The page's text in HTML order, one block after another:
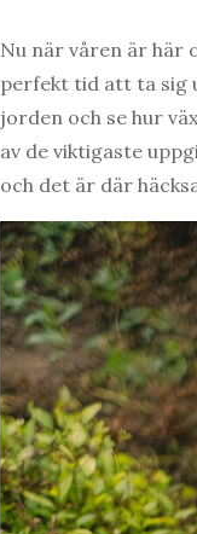
Nu när våren är här
perfekt tid att ta sig
jorden och se hur
av de viktigaste
och det är där